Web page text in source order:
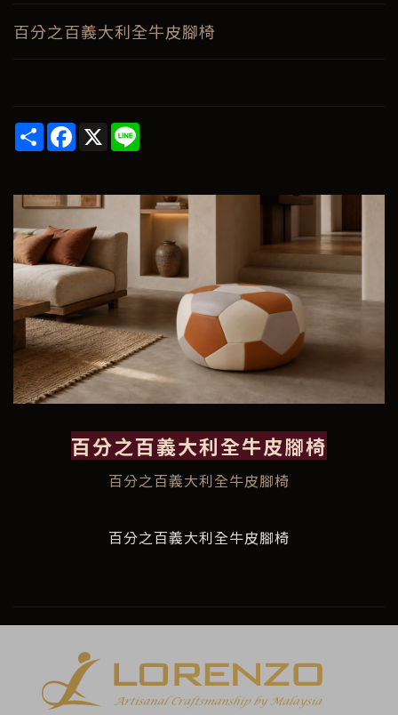
百分之百義大利全牛皮腳椅
ShareFacebook
X
百分之百義大利全牛皮腳椅
百分之百義大利全牛皮腳椅
百分之百義大利全牛皮腳椅